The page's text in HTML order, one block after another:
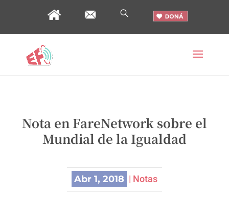
Nota en FareNetwork sobre el
Mundial de la Igualdad
Abr 1, 2018 | Notas